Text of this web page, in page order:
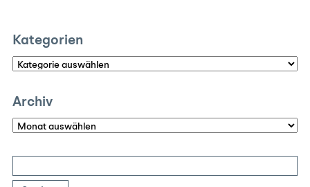
Kategorien
Kategorien
Archiv
Archiv
nach: